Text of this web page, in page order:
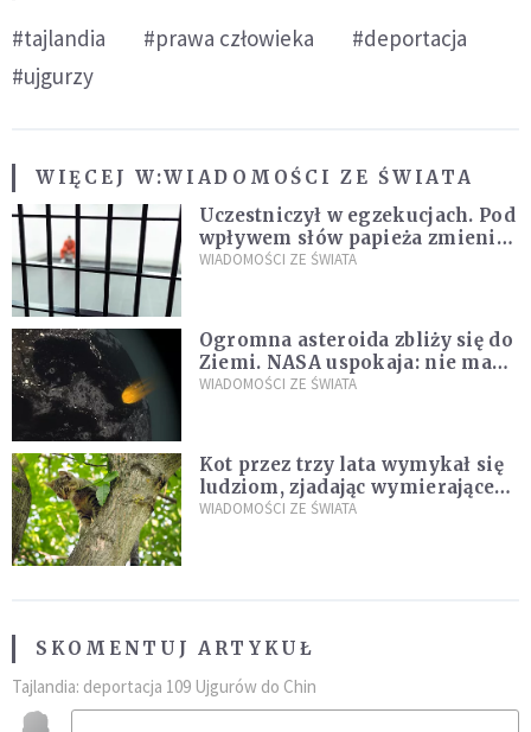
#tajlandia #prawa człowieka
#deportacja
#ujgurzy
WIĘCEJ W:WIADOMOŚCI ZE ŚWIATA
Uczestniczył w egzekucjach. Pod
wpływem słów papieża zmienił
zdanie
WIADOMOŚCI ZE ŚWIATA
Ogromna asteroida zbliży się do
Ziemi. NASA uspokaja: nie ma
zagrożenia
WIADOMOŚCI ZE ŚWIATA
Kot przez trzy lata wymykał się
ludziom, zjadając wymierające
kaczki. W końcu popełnił
WIADOMOŚCI ZE ŚWIATA
SKOMENTUJ ARTYKUŁ
Tajlandia: deportacja 109 Ujgurów do Chin